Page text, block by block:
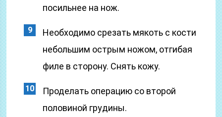
посильнее на нож.
Необходимо срезать мякоть с кости
небольшим острым ножом, отгибая
филе в сторону. Снять кожу.
Проделать операцию со второй
половиной грудины.